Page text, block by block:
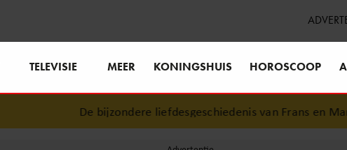
TELEVISIE MEER KONINGSHUIS HOROSCOOP
De bijzondere liefdesgeschiedenis van Frans en